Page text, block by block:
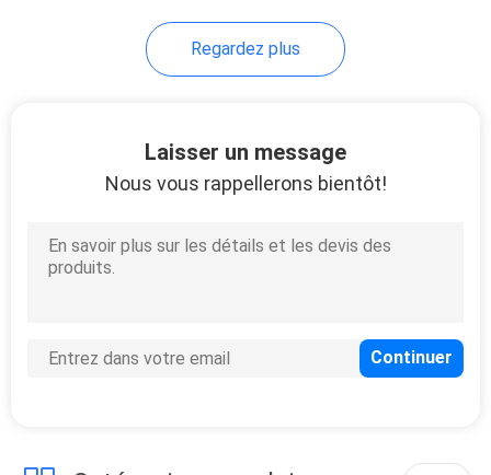
Port RJ45 simple
multiples du port
Regardez plus
Laisser un message
Nous vous rappellerons bientôt!